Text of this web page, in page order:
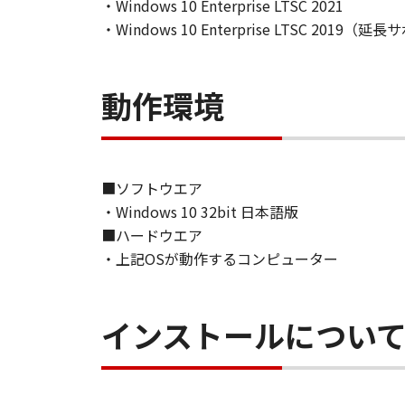
７．契約期間
(2) お客様は、「本ソフトウェア」
す。
(3) お客様が本契約書のいずれかの
るものとします。
８．U.S. GOVERNMENT
The Software is a "commercial
software" and "commercial
with 48 C.F.R. 12.212 and 48
本条項中で使用される"the
９．分離可能性
本契約書のいずれかの条項または
・Windows 10 Enterprise LTSC 2021
・Windows 10 Enterprise LTSC 2019（延長サ
動作環境
■ソフトウエア
・Windows 10 32bit 日本語版
■ハードウエア
・上記OSが動作するコンピューター
インストールについて